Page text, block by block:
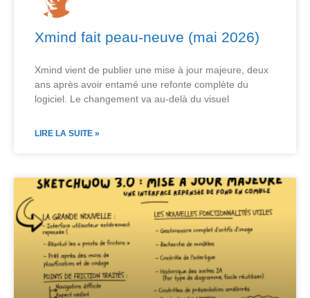
Xmind fait peau-neuve (mai 2026)
Xmind vient de publier une mise à jour majeure, deux
ans après avoir entamé une refonte complète du
logiciel. Le changement va au-delà du visuel
LIRE LA SUITE »